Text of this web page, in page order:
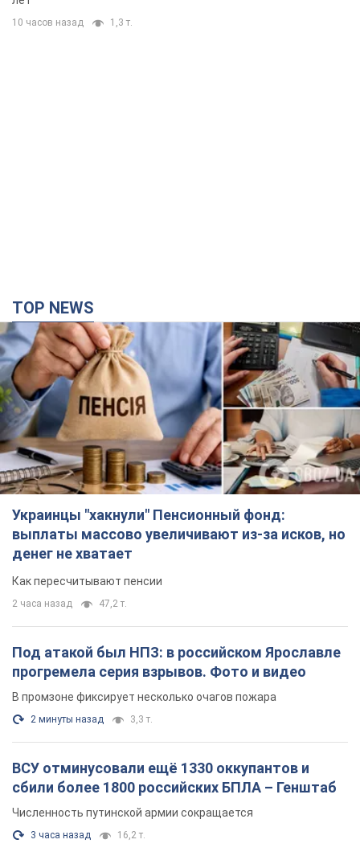
10 часов назад 1,3 т.
TOP NEWS
Украинцы "хакнули" Пенсионный фонд:
выплаты массово увеличивают из-за исков, но
денег не хватает
Как пересчитывают пенсии
2 часа назад 47,2 т.
Под атакой был НПЗ: в российском Ярославле
прогремела серия взрывов. Фото и видео
В промзоне фиксирует несколько очагов пожара
2 минуты назад 3,3 т.
ВСУ отминусовали ещё 1330 оккупантов и
сбили более 1800 российских БПЛА – Генштаб
Численность путинской армии сокращается
3 часа назад 16,2 т.